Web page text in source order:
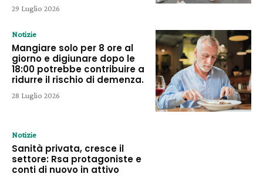
29 Luglio 2026
Notizie
Mangiare solo per 8 ore al
giorno e digiunare dopo le
18:00 potrebbe contribuire a
ridurre il rischio di demenza.
28 Luglio 2026
Notizie
Sanità privata, cresce il
settore: Rsa protagoniste e
conti di nuovo in attivo